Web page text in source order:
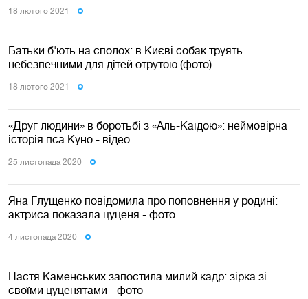
18 лютого 2021
Батьки б'ють на сполох: в Києві собак труять
небезпечними для дітей отрутою (фото)
18 лютого 2021
«Друг людини» в боротьбі з «Аль-Каїдою»: неймовірна
історія пса Куно - відео
25 листопада 2020
Яна Глущенко повідомила про поповнення у родині:
актриса показала цуценя - фото
4 листопада 2020
Настя Каменських запостила милий кадр: зірка зі
своїми цуценятами - фото